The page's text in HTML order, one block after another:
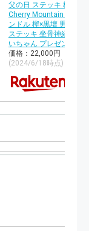
父の日 ステッキ 杖 おし
Cherry Mountain ステッ
ンドル 樫×黒壇 男性用
ステッキ 坐骨神経痛 L
いちゃん プレゼント 膝
価格：22,000円（税込
(2024/6/18時点)